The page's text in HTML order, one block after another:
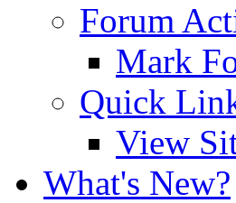
Forum
Mark
Quick
View
What's New?